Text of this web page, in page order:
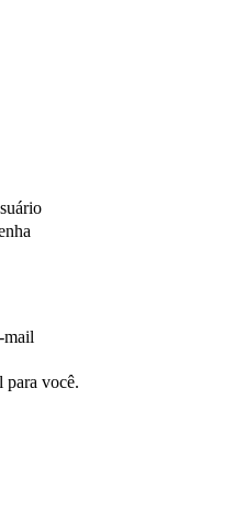
mail
para você.